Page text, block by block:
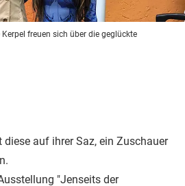
freuen sich über die geglückte
auf ihrer Saz, ein Zuschauer
"Jenseits der